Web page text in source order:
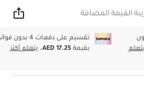
القيمة المضافة
4 بدون
يتعلم
تقسيم على دفعات 4 بدون
بقيمةAED 17.25. يتعلم أكثر